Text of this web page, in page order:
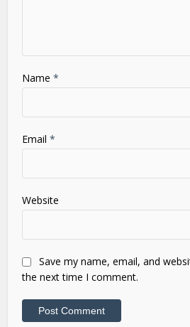
Name*
Email*
Website
Save my name, email, and
the next time I comment.